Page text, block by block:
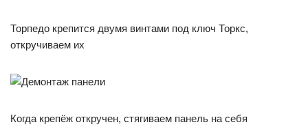
Торпедо крепится двумя винтами под ключ Торкс,
откручиваем их
Когда крепёж откручен, стягиваем панель на себя